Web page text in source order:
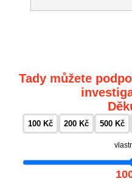
Tady můžete
100 Kč 200 Kč 500 Kč